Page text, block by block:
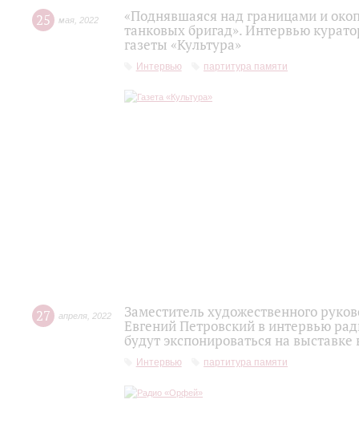
25 мая 2022
«Поднявшаяся над границами и
танковых бригад». Интервью
газеты «Культура»
Интервью партитура памяти
27 апреля 2022
Заместитель художественного
Евгений Петровский в интервью
будут экспонироваться на
Интервью партитура памяти